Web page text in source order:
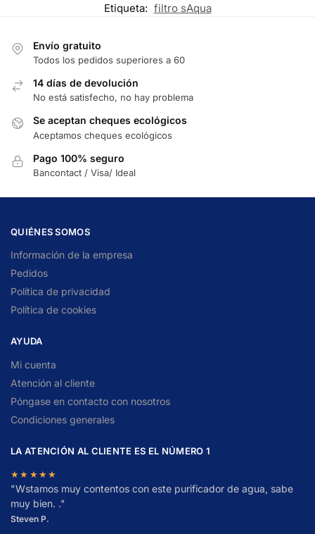
Etiqueta: filtro sAqua
Envío gratuito
Todos los pedidos superiores a 60
14 días de devolución
No está satisfecho, no hay problema
Se aceptan cheques ecológicos
Aceptamos cheques ecológicos
Pago 100% seguro
Bancontact / Visa/ Ideal
QUIÉNES SOMOS
Información de la empresa
Pedidos
Política de privacidad
Política de cookies
AYUDA
Mi cuenta
Atención al cliente
Póngase en contacto con nosotros
Condiciones generales
LA ATENCIÓN AL CLIENTE ES EL NÚMERO 1
★★★★★
"Wstamos muy contentos con este purificador de agua, sabe
muy bien. ."
Steven P.